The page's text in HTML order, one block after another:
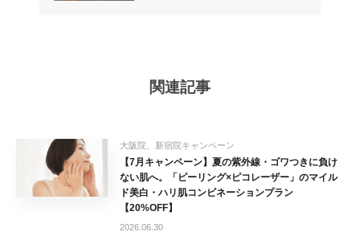
関連記事
大阪院、新宿院キャンペーン
【7月キャンペーン】夏の紫外線・ゴワつきに負け
ない肌へ。「ピーリング×ピコレーザー」のマイル
ド美白・ハリ肌コンビネーションプラン
【20%OFF】
2026.06.30